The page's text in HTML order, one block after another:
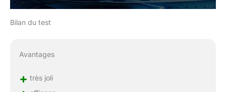
satisfaction totale est
Bilan du test
Avantages
+ très joli